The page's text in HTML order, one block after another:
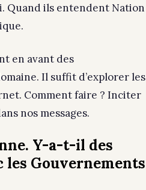
Quand ils entendent Nation
en avant des
Il suffit d’explorer les
Comment faire ? Inciter
nos messages.
Y-a-t-il des
les Gouvernements